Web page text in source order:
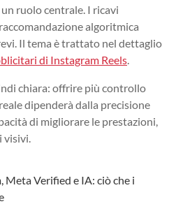
un ruolo centrale. I ricavi
algoritmica
Il tema è trattato nel dettaglio
di Instagram Reels
chiara: offrire più controllo
dipenderà dalla precisione
di migliorare le prestazioni,
Verified e IA: ciò che i